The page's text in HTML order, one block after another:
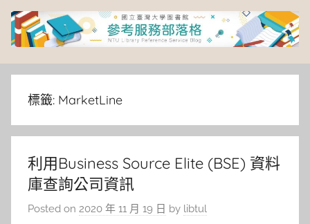
Skip
content
臺
灣
大
學
圖
標籤: MarketLine
利用Business Source Elite (BSE) 資料
庫查詢公司資訊
Posted on 2020 年 11 月 19 日 by libtul